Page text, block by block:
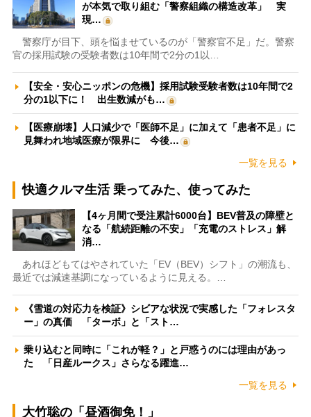
が本気で取り組む「警察組織の構造改革」 実
現…
警察庁が目下、頭を悩ませているのが「警察官不足」だ。警察
官の採用試験の受験者数は10年間で2分の1以…
【安全・安心ニッポンの危機】採用試験受験者数は10年間で2
分の1以下に！ 出生数減がも…
【医療崩壊】人口減少で「医師不足」に加えて「患者不足」に
見舞われ地域医療が限界に 今後…
一覧を見る
快適クルマ生活 乗ってみた、使ってみた
【4ヶ月間で受注累計6000台】BEV普及の障壁と
なる「航続距離の不安」「充電のストレス」解
消…
あれほどもてはやされていた「EV（BEV）シフト」の潮流も、
最近では減速基調になっているように見える。…
《雪道の対応力を検証》シビアな状況で実感した「フォレスタ
ー」の真価 「ターボ」と「スト…
乗り込むと同時に「これが軽？」と戸惑うのには理由があっ
た 「日産ルークス」さらなる躍進…
一覧を見る
大竹聡の「昼酒御免！」